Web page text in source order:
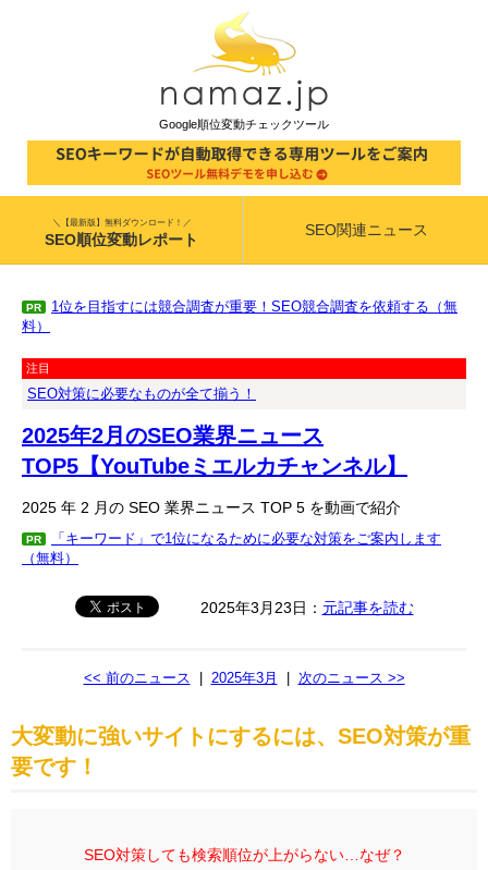
Google順位変動チェックツール
＼【最新版】無料ダウンロード！／
SEO順位変動レポート
SEO関連ニュース
PR
1位を目指すには競合調査が重要！SEO競合調査を依頼する（無
料）
注目
SEO対策に必要なものが全て揃う！
2025年2月のSEO業界ニュース
TOP5【YouTubeミエルカチャンネル】
2025 年 2 月の SEO 業界ニュース TOP 5 を動画で紹介
PR
「キーワード」で1位になるために必要な対策をご案内します
（無料）
2025年3月23日： 元記事を読む
<< 前のニュース 2025年3月 次のニュース >>
大変動に強いサイトにするには、SEO対策が重
要です！
SEO対策しても検索順位が上がらない…なぜ？